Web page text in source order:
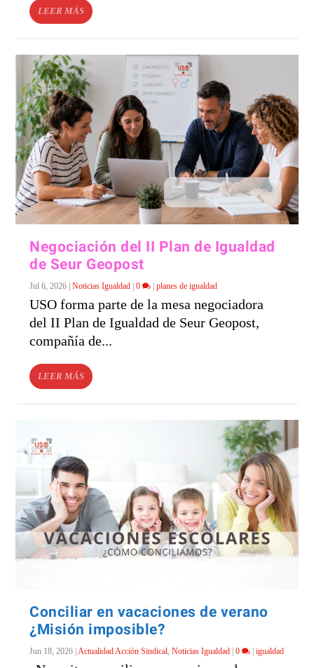
LEER MÁS
Negociación del II Plan de Igualdad
de Seur Geopost
Jul 6, 2026 |Noticias Igualdad |0 |planes de igualdad
USO forma parte de la mesa negociadora
del II Plan de Igualdad de Seur Geopost,
compañía de...
LEER MÁS
Conciliar en vacaciones de verano
¿Misión imposible?
Jun 18, 2026 | Actualidad Acción Sindical ,Noticias Igualdad |0 |igualdad